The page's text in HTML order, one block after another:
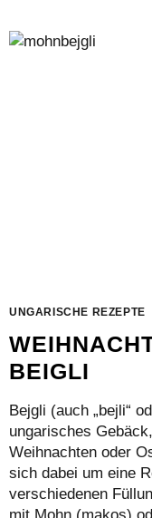
UNGARISCHE REZEPTE
BEIGLI
Bejgli (auch „bejli“
ungarisches
Weihnachten oder
sich dabei um eine
verschiedenen